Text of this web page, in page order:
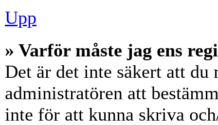
Upp
» Varför måste jag ens
Det är det inte säkert att
administratören att
inte för att kunna skriva